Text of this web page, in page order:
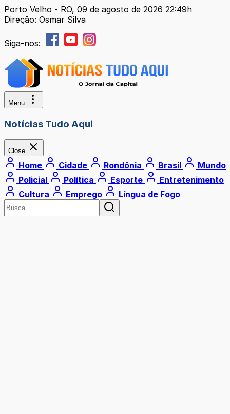
Porto Velho - RO, 09 de agosto de 2026 22:49h
Direção: Osmar Silva
Siga-nos:
Menu
Notícias Tudo Aqui
Close
Home Cidade Rondônia Brasil
Mundo
Policial
Política Esporte
Entretenimento
Cultura
Emprego Língua de Fogo